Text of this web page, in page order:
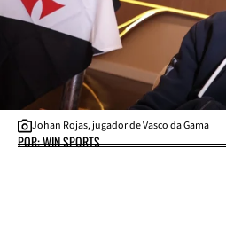
Johan Rojas, jugador de Vasco da Gama
POR: WIN SPORTS